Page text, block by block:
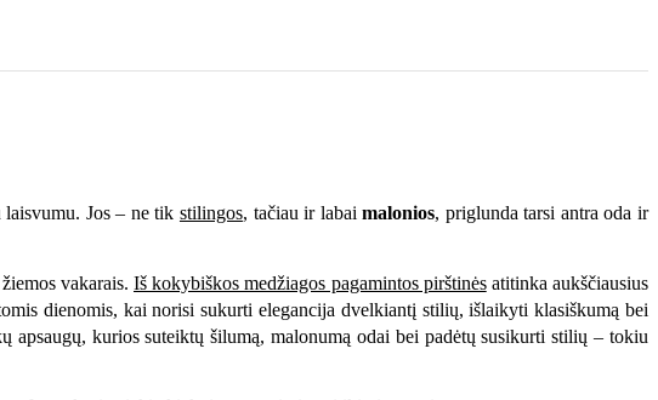
Jos – ne tik stilingos, tačiau ir labaimalonios, priglunda tarsi antra oda ir
vakarais.Iš kokybiškos medžiagos pagamintos pirštinėsatitinka aukščiausius
dienomis, kai norisi sukurti elegancija dvelkiantį stilių, išlaikyti klasiškumą bei
kurios suteiktų šilumą, malonumą odai bei padėtų susikurti stilių – tokiu